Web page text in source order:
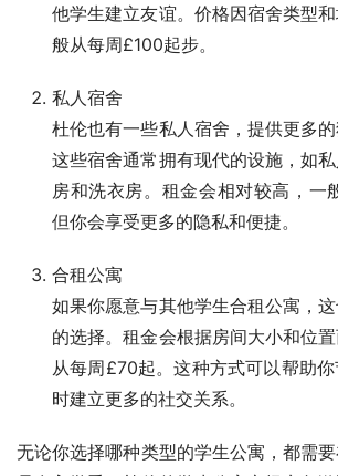
他学生建立友谊。价格因宿舍类型
般从每周£100起步。
私人宿舍
杜伦也有一些私人宿舍，提供更多的
这些宿舍通常拥有现代的设施，如
房和洗衣房。租金会相对较高，一
但你会享受更多的隐私和便捷。
合租公寓
如果你愿意与其他学生合租公寓，
的选择。租金会根据房间大小和位
从每周£70起。这种方式可以帮助
时建立更多的社交关系。
无论你选择哪种类型的学生公寓，都需